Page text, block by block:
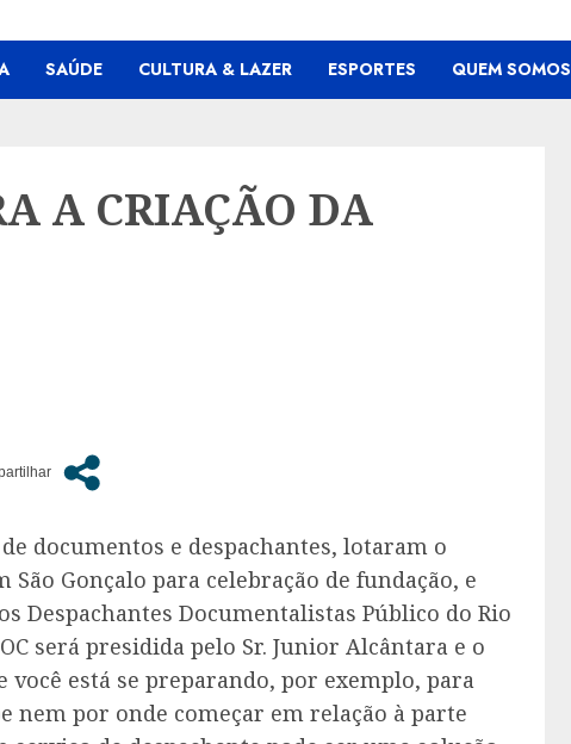
SAÚDE CULTURA & LAZER ESPORTES QUEM SOMOS
A CRIAÇÃO DA
documentos e despachantes, lotaram o
Gonçalo para celebração de fundação, e
Despachantes Documentalistas Público do Rio
será presidida pelo Sr. Junior Alcântara e o
você está se preparando, por exemplo, para
nem por onde começar em relação à parte